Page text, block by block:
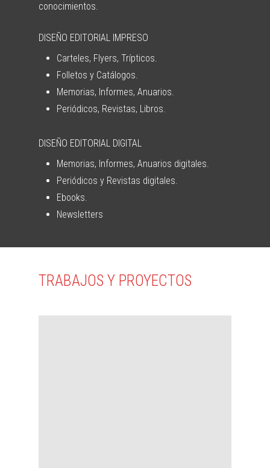
conocimientos.
DISEÑO EDITORIAL IMPRESO
Carteles, Flyers, Trípticos.
Folletos y Catálogos.
Memorias, Informes, Anuarios.
Periódicos, Revistas, Libros.
DISEÑO EDITORIAL DIGITAL
Memorias, Informes, Anuarios digitales.
Periódicos y Revistas digitales.
Ebooks.
Newsletters
TRABAJOS Y PROYECTOS